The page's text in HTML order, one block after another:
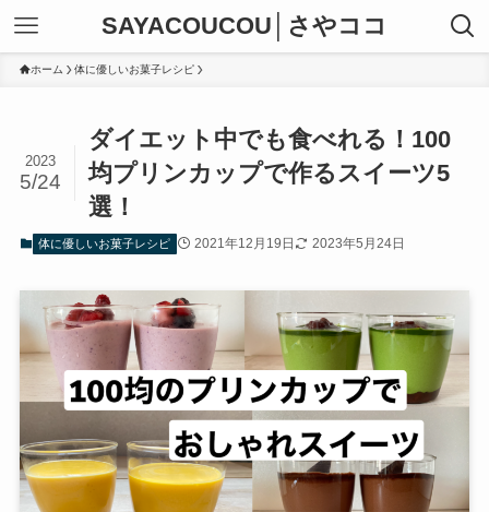
SAYACOUCOU│さやココ
ホーム 体に優しいお菓子レシピ
ダイエット中でも食べれる！100
均プリンカップで作るスイーツ5
選！
2023
5/24
体に優しいお菓子レシピ 2021年12月19日 2023年5月24日